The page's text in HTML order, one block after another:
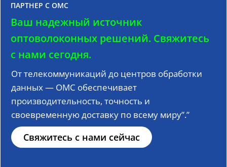
ПАРТНЕР С OMC
Ваш надежный источник
оптоволоконных решений. Свяжитесь
с нами сегодня.
От телекоммуникаций до центров обработки
данных — OMC обеспечивает
производительность, точность и
своевременную доставку по всему миру”.”
Свяжитесь с нами сейчас